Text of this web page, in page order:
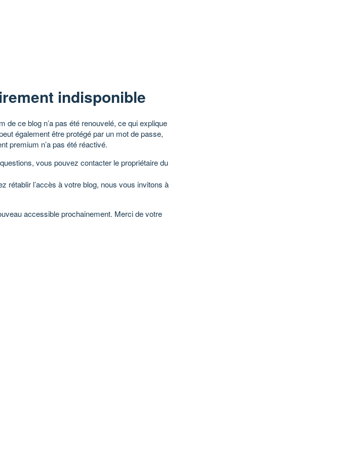
indisponible
de ce blog n’a pas été renouvelé, ce qui explique
également être protégé par un mot de passe,
premium n’a pas été réactivé.
vous pouvez contacter le propriétaire du
rétablir l’accès à votre blog, nous vous invitons à
accessible prochainement. Merci de votre